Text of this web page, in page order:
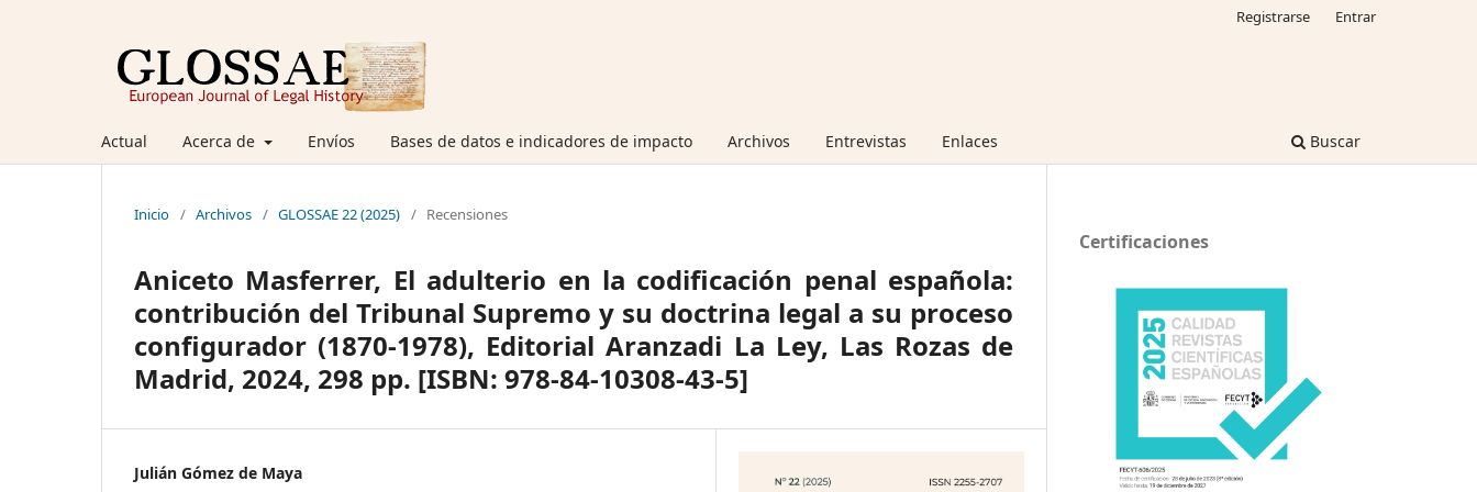
Actual Acerca de Envíos Bases de datos e indicadores de impacto Archivos Entrevistas Enlaces Buscar
Registrarse Entrar
Inicio / Archivos / GLOSSAE 22 (2025) / Recensiones
Aniceto Masferrer, El adulterio en la codificación penal española:
contribución del Tribunal Supremo y su doctrina legal a su proceso
configurador (1870-1978), Editorial Aranzadi La Ley, Las Rozas de
Madrid, 2024, 298 pp. [ISBN: 978-84-10308-43-5]
Julián Gómez de Maya
Certificaciones